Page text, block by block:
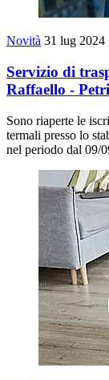
Novità 31 lug 2024
Servizio di
Raffaello -
Sono riaperte le
termali presso lo
nel periodo dal 09/